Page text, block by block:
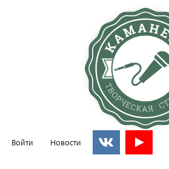
Войти Новости